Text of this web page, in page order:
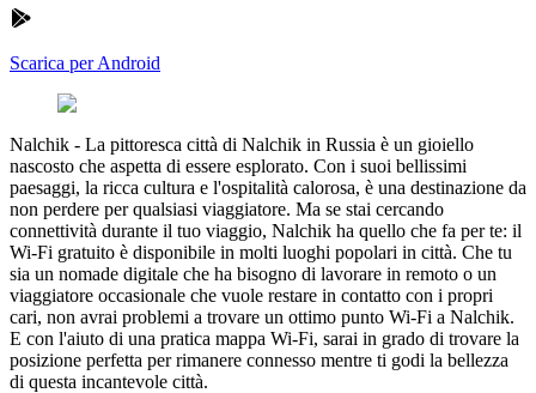
Scarica per Android
Nalchik - La pittoresca città di Nalchik in Russia è un gioiello
nascosto che aspetta di essere esplorato. Con i suoi bellissimi
paesaggi, la ricca cultura e l'ospitalità calorosa, è una destinazione da
non perdere per qualsiasi viaggiatore. Ma se stai cercando
connettività durante il tuo viaggio, Nalchik ha quello che fa per te: il
Wi-Fi gratuito è disponibile in molti luoghi popolari in città. Che tu
sia un nomade digitale che ha bisogno di lavorare in remoto o un
viaggiatore occasionale che vuole restare in contatto con i propri
cari, non avrai problemi a trovare un ottimo punto Wi-Fi a Nalchik.
E con l'aiuto di una pratica mappa Wi-Fi, sarai in grado di trovare la
posizione perfetta per rimanere connesso mentre ti godi la bellezza
di questa incantevole città.